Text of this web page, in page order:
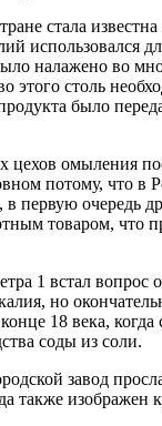
стала
использовался
налажено во
этого столь
было
цехов омыления
потому, что в
первую очередь
товаром, что
1 встал вопрос
но
18 века, когда
соды из соли.
завод
также изображен